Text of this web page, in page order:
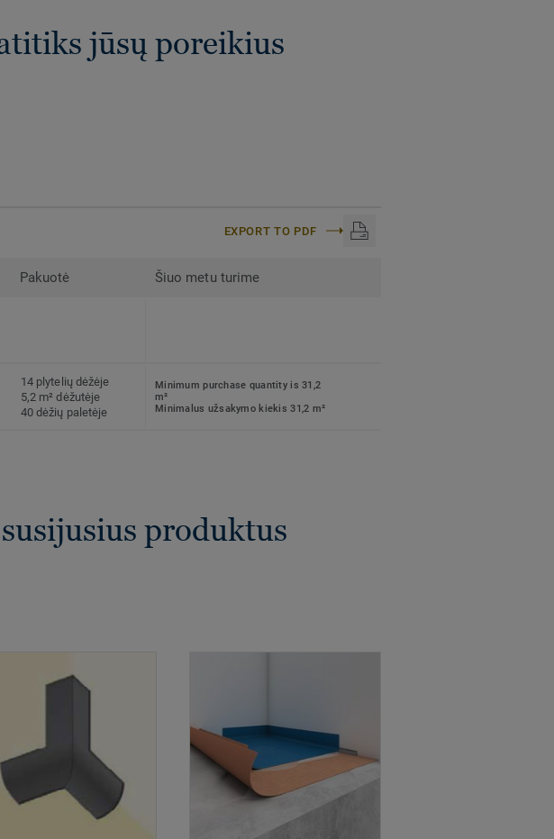
jūsų poreikius
EXPORT TO PDF
Pakuotė Šiuo metu turime
14 plytelių dėžėje
5,2 m² dėžutėje
40 dėžių paletėje
Minimum purchase quantity is 31,2
m²
Minimalus užsakymo kiekis 31,2 m²
produktus